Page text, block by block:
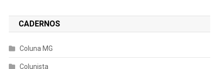
CADERNOS
Coluna MG
Colunista